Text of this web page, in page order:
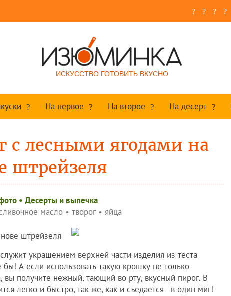
ИСКУССТВО ГОТОВИТЬ ВКУСНО
На первое На второе На десерт
с лесными ягодами на
штрейзеля
• Десерты и выпечка
сливочное масло• творог• яйца
украшением верхней части изделия из теста
А если использовать такую крошку не только
получите нежный, тающий во рту, вкусный пирог. В
легко и быстро, так же, как и съедается - в один миг!